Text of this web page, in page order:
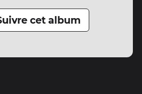
cet album